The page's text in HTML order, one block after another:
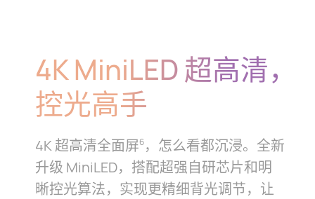
4K MiniLED 超高清，
控光高手
4K 超高清全面屏6，怎么看都沉浸。全新
升级 MiniLED，搭配超强自研芯片和明
晰控光算⁠法， 实现更精细背光调节，让